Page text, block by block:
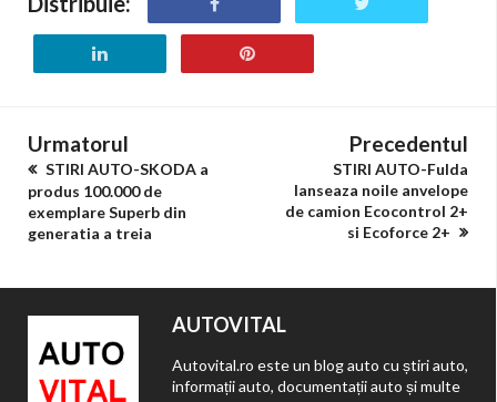
Urmatorul
STIRI AUTO-SKODA a
produs 100.000 de
exemplare Superb din
generatia a treia
Precedentul
STIRI AUTO-Fulda
lanseaza noile anvelope
de camion Ecocontrol 2+
si Ecoforce 2+
AUTOVITAL
Autovital.ro este un blog auto cu știri auto,
informații auto, documentații auto și multe